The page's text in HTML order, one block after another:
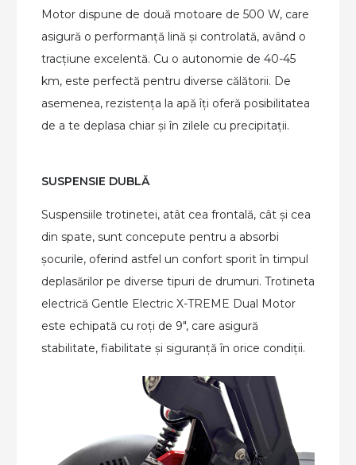
Motor dispune de două motoare de 500 W, care
asigură o performanță lină și controlată, având o
tracțiune excelentă. Cu o autonomie de 40-45
km, este perfectă pentru diverse călătorii. De
asemenea, rezistența la apă îți oferă posibilitatea
de a te deplasa chiar și în zilele cu precipitații.
SUSPENSIE DUBLĂ
Suspensiile trotinetei, atât cea frontală, cât și cea
din spate, sunt concepute pentru a absorbi
șocurile, oferind astfel un confort sporit în timpul
deplasărilor pe diverse tipuri de drumuri. Trotineta
electrică Gentle Electric X-TREME Dual Motor
este echipată cu roți de 9″, care asigură
stabilitate, fiabilitate și siguranță în orice condiții.